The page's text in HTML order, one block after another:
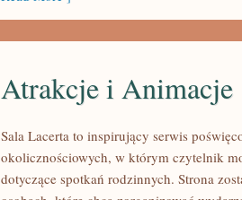
Atrakcje i Animacje
Sala Lacerta to inspirujący serwis
okolicznościowych, w którym czytelnik
dotyczące spotkań rodzinnych. Strona